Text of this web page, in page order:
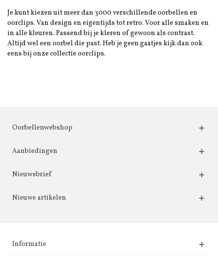
Je kunt kiezen uit meer dan 3000 verschillende oorbellen en
oorclips. Van design en eigentijds tot retro. Voor alle smaken en
in alle kleuren. Passend bij je kleren of gewoon als contrast.
Altijd wel een oorbel die past. Heb je geen gaatjes kijk dan ook
eens bij onze collectie oorclips.
Oorbellenwebshop
Aanbiedingen
Nieuwsbrief
Nieuwe artikelen
Informatie